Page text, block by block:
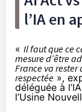
l’IA en
« Il faut que ce
mesure d’être
France va rester
respectée »,
déléguée à
l’Usine